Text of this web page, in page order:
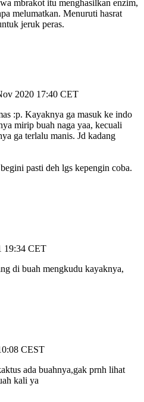
mbrakot itu menghasilkan enzim,
melumatkan. Menuruti hasrat
jeruk peras.
2020 17:40 CET
:p. Kayaknya ga masuk ke indo
mirip buah naga yaa, kecuali
ga terlalu manis. Jd kadang
pasti deh lgs kepengin coba.
19:34 CET
di buah mengkudu kayaknya,
CEST
ada buahnya,gak prnh lihat
kali ya